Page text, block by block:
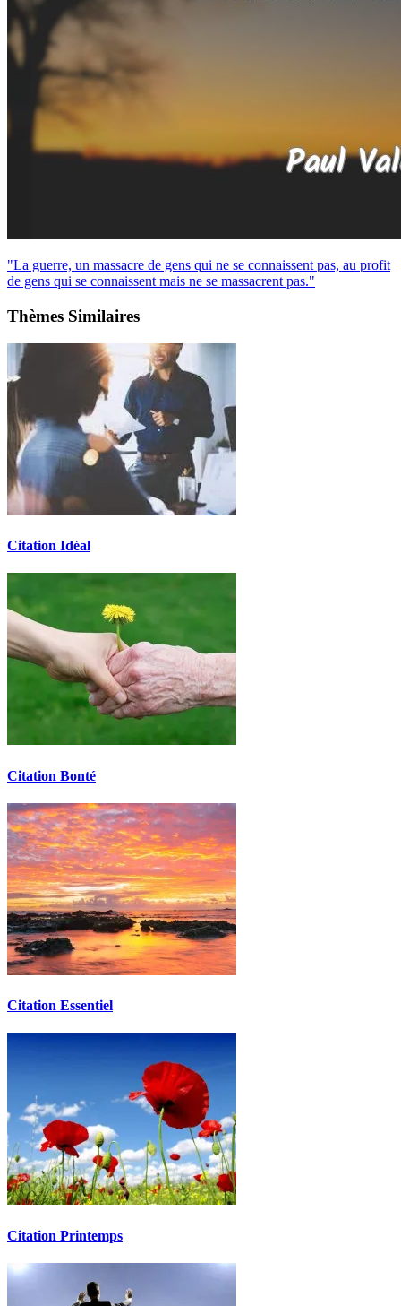
"La guerre, un massacre de gens qui ne se connaissent pas, au profit
de gens qui se connaissent mais ne se massacrent pas."
Thèmes Similaires
Citation Idéal
Citation Bonté
Citation Essentiel
Citation Printemps